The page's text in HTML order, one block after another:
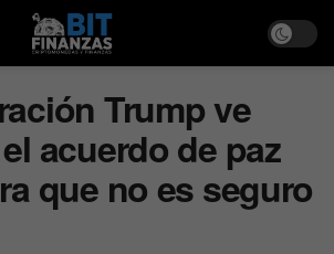
Trump ve
acuerdo de paz
que no es seguro